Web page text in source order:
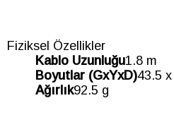
Fiziksel Özellikler
Kablo Uzunluğu1.8 m
Boyutlar (GxYxD)43.5
Ağırlık92.5 g